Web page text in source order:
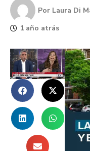
Por Laura Di
1 año atrás